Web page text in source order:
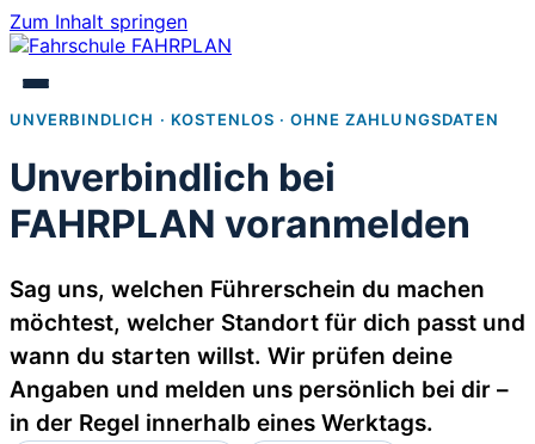
Zum Inhalt springen
UNVERBINDLICH · KOSTENLOS · OHNE ZAHLUNGSDATEN
Unverbindlich bei
FAHRPLAN voranmelden
Sag uns, welchen Führerschein du machen
möchtest, welcher Standort für dich passt und
wann du starten willst. Wir prüfen deine
Angaben und melden uns persönlich bei dir –
in der Regel innerhalb eines Werktags.